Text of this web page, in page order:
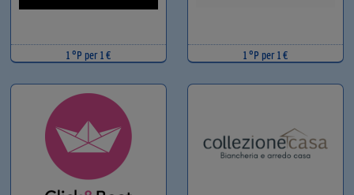
1 °P per 1 € 1 °P per 1 €